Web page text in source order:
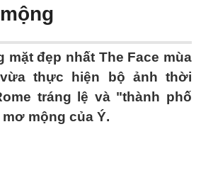
mặt đẹp nhất The Face mùa
thực hiện bộ ảnh thời
tráng lệ và "thành phố
mộng của Ý.